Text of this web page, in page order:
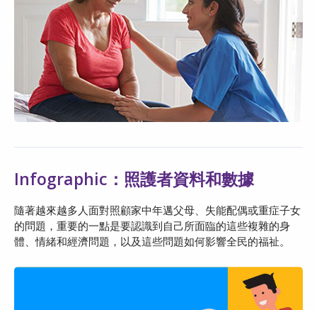
Infographic：照護者資料和數據
隨著越來越多人面對照顧家中年邁父母、失能配偶或重症子女
的問題，重要的一點是要認識到自己所面臨的這些複雜的身
體、情緒和經濟問題，以及這些問題如何影響全民的福祉。